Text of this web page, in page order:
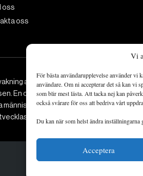
Vi
För bästa användarupplevelse använder
användare. Om ni accepterar det så kan
som blir mest lästa. Att tacka nej kan
också svårare för oss att bedriva vårt
Du kan när som helst ändra
Acceptera
oss
oss
av det viktigaste som händer
En omställning till ett hållbart
minskade ekonomiska
och frodas.